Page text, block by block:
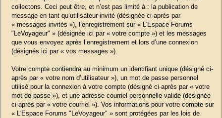
collectons. Ceci peut être, et n’est pas limité à : la publication de
message en tant qu’utilisateur invité (désignée ci-après par
« messages invités »), l’enregistrement sur « L'Espace Forums
"LeVoyageur" » (désignée ici par « votre compte ») et les messages
que vous envoyez après l’enregistrement et lors d’une connexion
(désignés ici par « vos messages »).
Votre compte contiendra au minimum un identifiant unique (désigné ci-
après par « votre nom d’utilisateur »), un mot de passe personnel
utilisé pour la connexion à votre compte (désigné ci-après par « votre
mot de passe »), et une adresse courriel personnelle valide (désignée
ci-après par « votre courriel »). Vos informations pour votre compte sur
« L'Espace Forums "LeVoyageur" » sont protégées par les lois de